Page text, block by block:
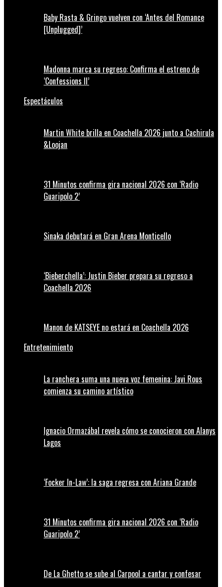
Baby Rasta & Gringo vuelven con ‘Antes del Romance
[Unplugged]’
Madonna marca su regreso: Confirma el estreno de
‘Confessions II’
Espectáculos
Martin White brilla en Coachella 2026 junto a Cachirula
&Loojan
31 Minutos confirma gira nacional 2026 con ‘Radio
Guaripolo 2’
Sinaka debutará en Gran Arena Monticello
‘Bieberchella’: Justin Bieber prepara su regreso a
Coachella 2026
Manon de KATSEYE no estará en Coachella 2026
Entretenimiento
La ranchera suma una nueva voz femenina: Javi Rous
comienza su camino artístico
Ignacio Ormazábal revela cómo se conocieron con Alanys
Lagos
‘Focker In-Law’: la saga regresa con Ariana Grande
31 Minutos confirma gira nacional 2026 con ‘Radio
Guaripolo 2’
De La Ghetto se sube al Carpool a cantar y confesar